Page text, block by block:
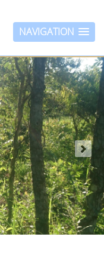
NAVIGATION